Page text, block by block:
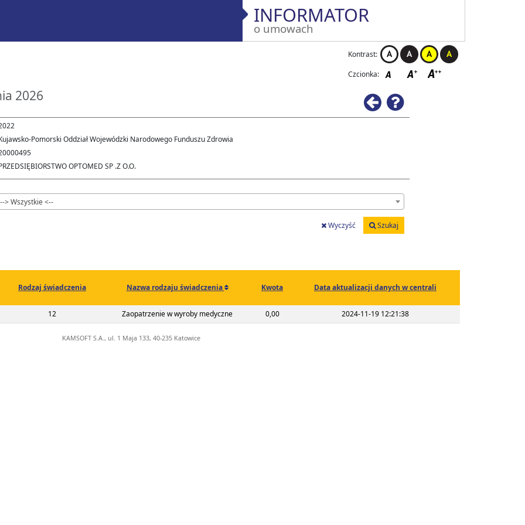
INFORMATOR
o umowach
Kontrast:
Czcionka:
2026 Wstecz
Pomoc
Pomorski Oddział Wojewódzki Narodowego Funduszu Zdrowia
OPTOMED SP .Z O.O.
--> Wszystkie <--
Wyczyść Szukaj
Rodzaj świadczenia Nazwa rodzaju świadczenia Kwota Data aktualizacji danych w centrali
00-00495-22-01
12 Zaopatrzenie w wyroby medyczne 0,00 2024-11-19 12:21:38
KAMSOFT S.A., ul. 1 Maja 133, 40-235 Katowice